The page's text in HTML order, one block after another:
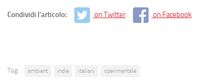
Condividi l'articolo: on Twitter on Facebook
Tag: ambient indie italiani sperimentale